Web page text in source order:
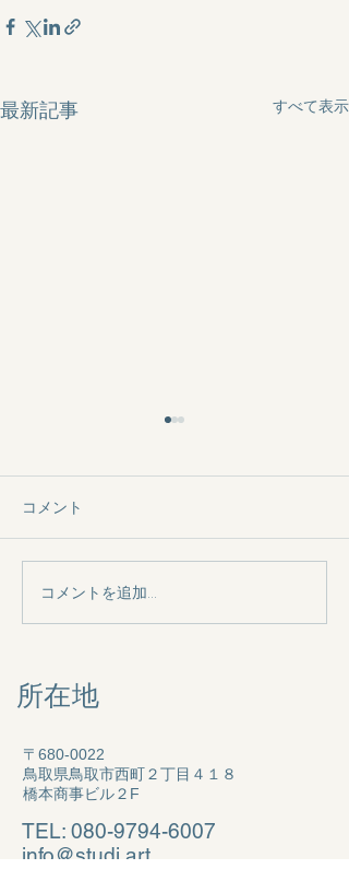
最新記事 すべて表示
4/5 「イラストを描いてデ
ザインペーパーを作ろ
コメント
コメントを追加…
所在地
〒680-0022
鳥取県鳥取市西町２丁目４１８
​橋本商事ビル２F
TEL: 080-9794-6007
info@studi.art